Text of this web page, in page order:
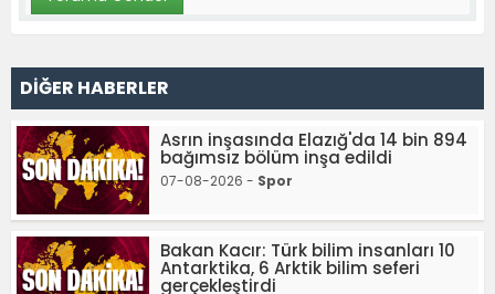
DİĞER HABERLER
Asrın inşasında Elazığ'da 14 bin 894
bağımsız bölüm inşa edildi
07-08-2026 - Spor
Bakan Kacır: Türk bilim insanları 10
Antarktika, 6 Arktik bilim seferi
gerçekleştirdi